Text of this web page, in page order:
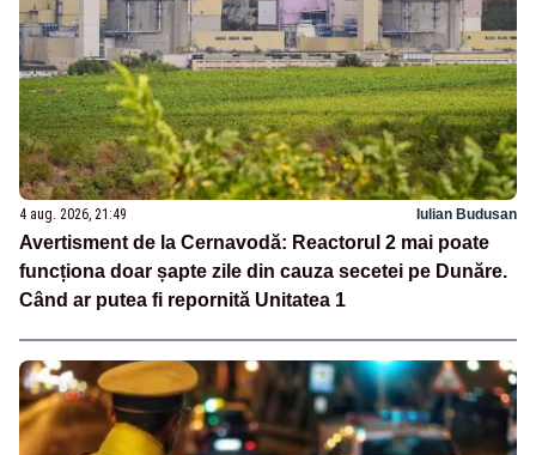
4 aug. 2026, 21:49 Iulian Budusan
Avertisment de la Cernavodă: Reactorul 2 mai poate
funcționa doar șapte zile din cauza secetei pe Dunăre.
Când ar putea fi repornită Unitatea 1